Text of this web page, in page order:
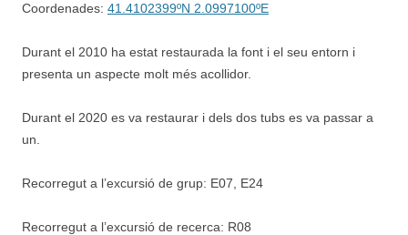
Coordenades: 41.4102399ºN 2.0997100ºE
Durant el 2010 ha estat restaurada la font i el seu entorn i
presenta un aspecte molt més acollidor.
Durant el 2020 es va restaurar i dels dos tubs es va passar a
un.
Recorregut a l’excursió de grup: E07, E24
Recorregut a l’excursió de recerca: R08